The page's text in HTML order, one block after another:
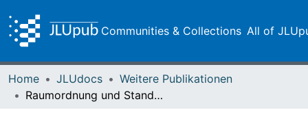
Communities & Collections All of
Home JLUdocs
Weitere Publikationen
Raumordnung und Standortentwicklung in peripheren Regionen - Perspektiven am Beispiel des Alto Mayo / Peru